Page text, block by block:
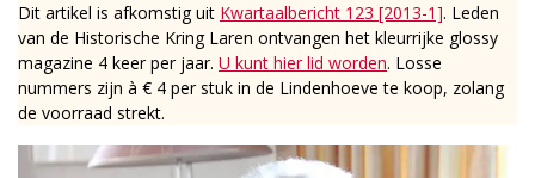
Dit artikel is afkomstig uit Kwartaalbericht 123 [2013-1]. Leden
van de Historische Kring Laren ontvangen het kleurrijke glossy
magazine 4 keer per jaar. U kunt hier lid worden. Losse
nummers zijn à € 4 per stuk in de Lindenhoeve te koop, zolang
de voorraad strekt.